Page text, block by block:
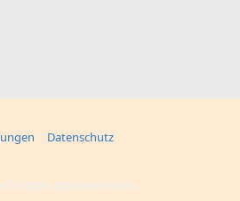
Datenschutz
® © 2010-2025 XenForo Ltd.